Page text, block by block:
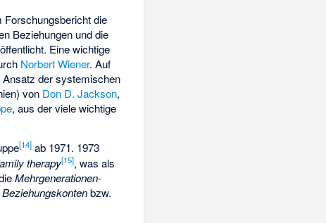
Forschungsbericht die
Beziehungen und die
Eine wichtige
Norbert Wiener. Auf
Ansatz der systemischen
von Don D. Jackson,
, aus der viele wichtige
[14] ab 1971. 1973
therapy[15], was als
Mehrgenerationen-
bzw.